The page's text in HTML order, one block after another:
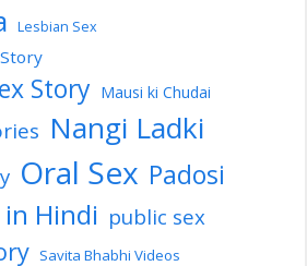
Lesbian Sex
Story Mausi ki Chudai
Nangi Ladki
Oral Sex Padosi
Hindi public sex
Savita Bhabhi Videos